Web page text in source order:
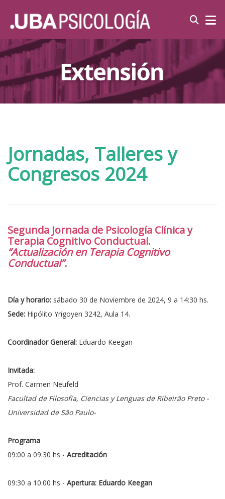
Jornadas, Talleres y
Congresos 2024
Segunda Jornada de Psicología Clínica y
Terapia Cognitivo Conductual.
“Actualización en Terapia Cognitivo
Conductual”.
Día y horario: sábado 30 de Noviembre de 2024, 9 a 14:30 hs.
Sede: Hipólito Yrigoyen 3242, Aula 14.
Coordinador General: Eduardo Keegan
Invitada:
Prof. Carmen Neufeld
Facultad de Filosofía, Ciencias y Lenguas de Ribeirão Preto -
Universidad de São Paulo-
Programa
09:00 a 09.30 hs - Acreditación
09:30 a 10.00 hs - Apertura: Eduardo Keegan